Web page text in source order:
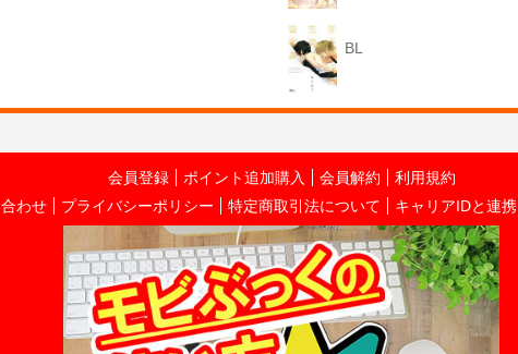
BL
会員登録 ポイント追加購入 会員解約
利用規約
わせ プライバシーポリシー 特定商取引法について キャリアIDと連携